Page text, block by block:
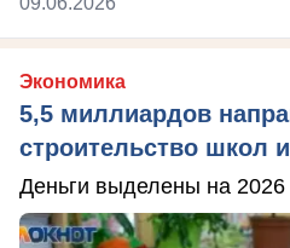
Экономика
5,5 миллиардов
строительство школ
Деньги выделены на 2026